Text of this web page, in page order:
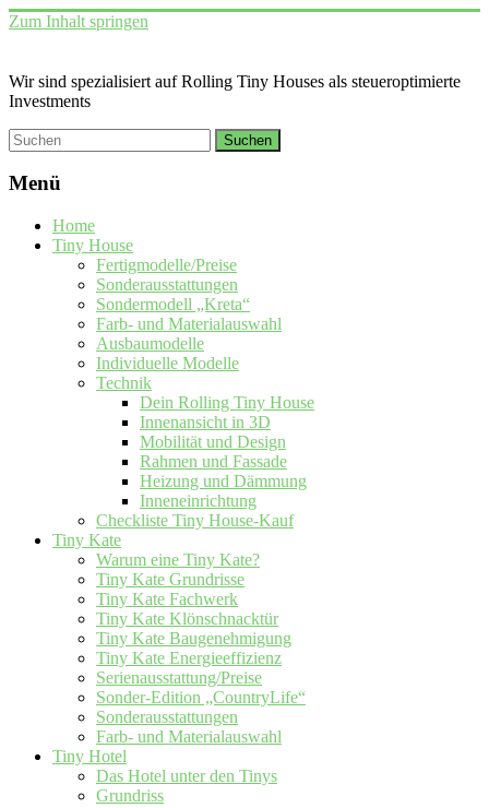
Zum Inhalt springen
Wir sind spezialisiert auf Rolling Tiny Houses als steueroptimierte
Investments
Menü
Home
Tiny House
Fertigmodelle/Preise
Sonderausstattungen
Sondermodell „Kreta“
Farb- und Materialauswahl
Ausbaumodelle
Individuelle Modelle
Technik
Dein Rolling Tiny House
Innenansicht in 3D
Mobilität und Design
Rahmen und Fassade
Heizung und Dämmung
Inneneinrichtung
Checkliste Tiny House-Kauf
Tiny Kate
Warum eine Tiny Kate?
Tiny Kate Grundrisse
Tiny Kate Fachwerk
Tiny Kate Klönschnacktür
Tiny Kate Baugenehmigung
Tiny Kate Energieeffizienz
Serienausstattung/Preise
Sonder-Edition „CountryLife“
Sonderausstattungen
Farb- und Materialauswahl
Tiny Hotel
Das Hotel unter den Tinys
Grundriss